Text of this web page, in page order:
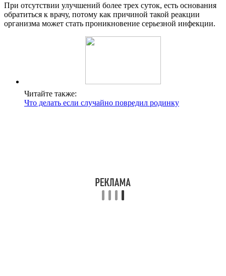
При отсутствии улучшений более трех суток, есть основания
обратиться к врачу, потому как причиной такой реакции
организма может стать проникновение серьезной инфекции.
Читайте также:
Что делать если случайно повредил родинку